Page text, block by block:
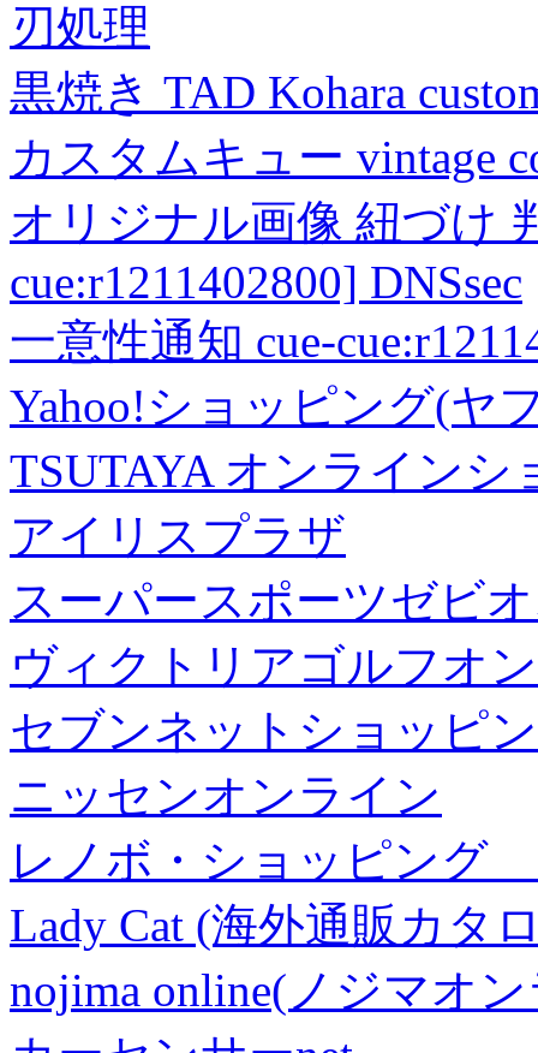
刃処理
黒焼き TAD Kohara
カスタムキュー vintage
オリジナル画像 紐づけ
cue:r1211402800] DNSsec
一意性通知 cue-
Yahoo!ショッピング(ヤ
TSUTAYA オンラインシ
アイリスプラザ
スーパースポーツゼビ
ヴィクトリアゴルフオ
セブンネットショッピ
ニッセンオンライン
レノボ・ショッピング
Lady Cat (海外通販カタ
nojima online(ノジマオ